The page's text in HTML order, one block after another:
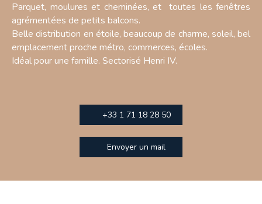
Parquet, moulures et cheminées, et toutes les fenêtres
agrémentées de petits balcons.
Belle distribution en étoile, beaucoup de charme, soleil, bel
emplacement proche métro, commerces, écoles.
Idéal pour une famille. Sectorisé Henri IV.
+33 1 71 18 28 50
Envoyer un mail